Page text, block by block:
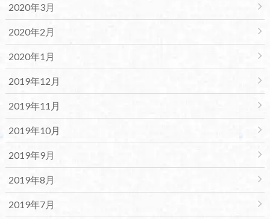
2020年3月
2020年2月
2020年1月
2019年12月
2019年11月
2019年10月
2019年9月
2019年8月
2019年7月